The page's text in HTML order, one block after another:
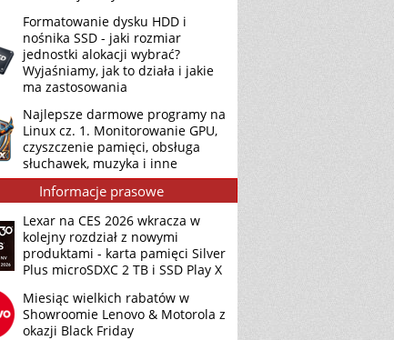
Formatowanie dysku HDD i
nośnika SSD - jaki rozmiar
jednostki alokacji wybrać?
Wyjaśniamy, jak to działa i jakie
ma zastosowania
Najlepsze darmowe programy na
Linux cz. 1. Monitorowanie GPU,
czyszczenie pamięci, obsługa
słuchawek, muzyka i inne
Informacje prasowe
Lexar na CES 2026 wkracza w
kolejny rozdział z nowymi
produktami - karta pamięci Silver
Plus microSDXC 2 TB i SSD Play X
Miesiąc wielkich rabatów w
Showroomie Lenovo & Motorola z
okazji Black Friday